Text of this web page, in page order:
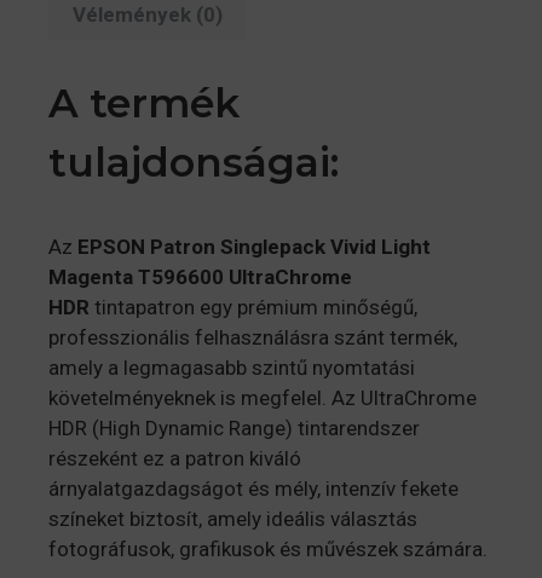
Vélemények (0)
A termék
tulajdonságai:
Az EPSON Patron Singlepack Vivid Light
Magenta T596600 UltraChrome
HDR tintapatron egy prémium minőségű,
professzionális felhasználásra szánt termék,
amely a legmagasabb szintű nyomtatási
követelményeknek is megfelel. Az UltraChrome
HDR (High Dynamic Range) tintarendszer
részeként ez a patron kiváló
árnyalatgazdagságot és mély, intenzív fekete
színeket biztosít, amely ideális választás
fotográfusok, grafikusok és művészek számára.